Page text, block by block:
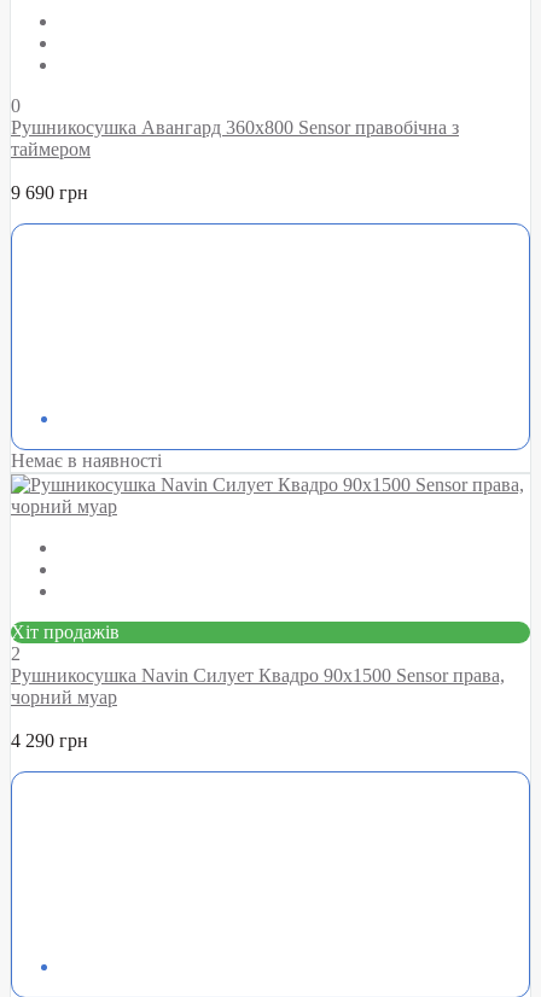
0
Рушникосушка Авангард 360х800 Sensor правобічна з
таймером
9 690 грн
Немає в наявності
Хіт продажів
2
Рушникосушка Navin Силует Квадро 90х1500 Sensor права,
чорний муар
4 290 грн